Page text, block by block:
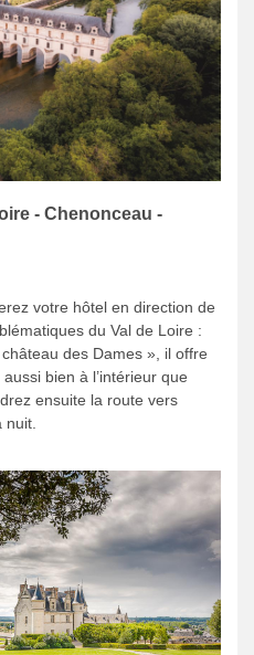
- Chenonceau -
votre hôtel en direction de
du Val de Loire :
des Dames », il offre
bien à l’intérieur que
ensuite la route vers
nuit.